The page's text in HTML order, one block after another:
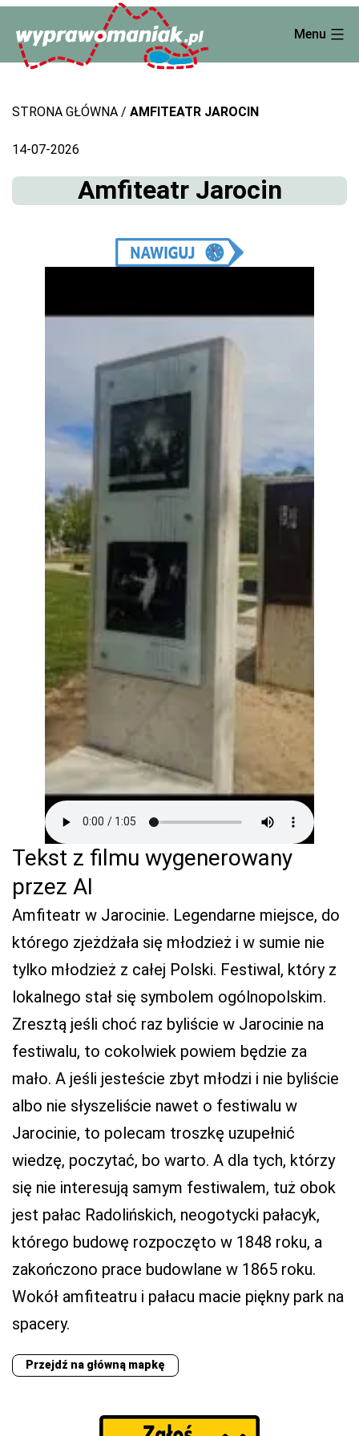
content
Menu
STRONA GŁÓWNA AMFITEATR JAROCIN
14-07-2026
Amfiteatr Jarocin
Tekst z filmu wygenerowany
przez AI
Amfiteatr w Jarocinie. Legendarne miejsce, do
którego zjeżdżała się młodzież i w sumie nie
tylko młodzież z całej Polski. Festiwal, który z
lokalnego stał się symbolem ogólnopolskim.
Zresztą jeśli choć raz byliście w Jarocinie na
festiwalu, to cokolwiek powiem będzie za
mało. A jeśli jesteście zbyt młodzi i nie byliście
albo nie słyszeliście nawet o festiwalu w
Jarocinie, to polecam troszkę uzupełnić
wiedzę, poczytać, bo warto. A dla tych, którzy
się nie interesują samym festiwalem, tuż obok
jest pałac Radolińskich, neogotycki pałacyk,
którego budowę rozpoczęto w 1848 roku, a
zakończono prace budowlane w 1865 roku.
Wokół amfiteatru i pałacu macie piękny park na
spacery.
Przejdź na główną mapkę